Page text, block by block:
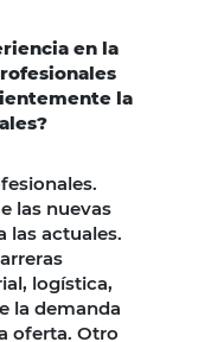
en la
la
las nuevas
las actuales.
logística,
la demanda
oferta. Otro